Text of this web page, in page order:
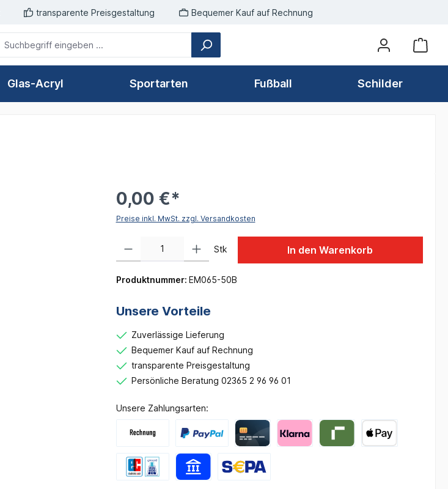
transparente Preisgestaltung Bequemer Kauf auf Rechnung
Glas-Acryl Sportarten Fußball Schilder
0,00 €*
Preise inkl. MwSt. zzgl. Versandkosten
Stk In den Warenkorb
Produktnummer: EM065-50B
Unsere Vorteile
Zuverlässige Lieferung
Bequemer Kauf auf Rechnung
transparente Preisgestaltung
Persönliche Beratung 02365 2 96 96 01
Unsere Zahlungsarten: